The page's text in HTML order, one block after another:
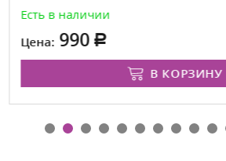
Есть в наличии
Цена: 990
В КОРЗИНУ